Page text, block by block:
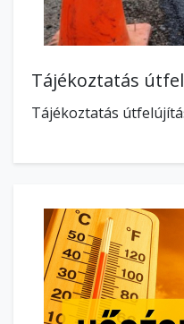
Tájékoztatás
Tájékoztatás